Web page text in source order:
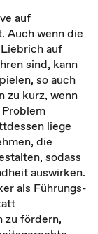
auf
Auch wenn die
auf
sind, kann
so auch
zu kurz, wenn
liege
die
sodass
auswirken.
als Führungs-
zu fördern,